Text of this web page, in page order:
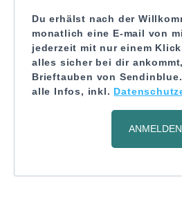
Du erhälst nach der
monatlich eine E-mail von
jederzeit mit nur einem
alles sicher bei dir
Brieftauben von
alle Infos, inkl.
ANMELDEN